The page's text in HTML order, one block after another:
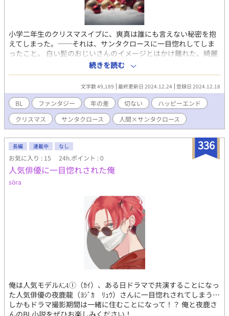
小学二年生のクリスマスイブに、爽真は誰にも言えない秘密を抱
えてしまった。──それは、サンタクロースに一目惚れしてしま
ったこと。 白い髭のおじいさんのイメージとはかけ離れた、綺麗
な青年サンタ・凛。年に一度しか会えない彼の気を引こうと、爽
真は奮闘する。 一方、無気力で子供嫌いのサンタクロース・凛
は、素直で真っ直ぐな爽真に振り回されつつも、次第に心を開い
ていく。しかし、年々大人になっていく爽真と、子供にしか見え
ないサンタである凛の間には、越えられない『時間』という大き
な壁が。 ずっと一緒にいる未来のために、彼らがした選択とは
──？
続きを読む
文字数 49,189 最終更新日 2024.12.24 登録日 2024.12.18
BL ファンタジー 年の差 切ない
ハッピーエンド
クリスマス
サンタクロース 人間×サンタクロース
336
長編 連載中 なし
お気に入り : 15 24h.ポイント : 0
人気俳優に一目惚れされた俺
söra
俺は人気モデル𝓚𝓐Ⓘ（ｶｲ）、ある日ドラマで共演することになっ
た人気俳優の夜鹿龍（ﾖｼﾞｶ ﾘｭｳ）さんに一目惚れされてしまう…
しかもドラマ撮影期間は一緒に住むことになって！？ 俺と夜鹿さ
んのBL小説をぜひお楽しみください！